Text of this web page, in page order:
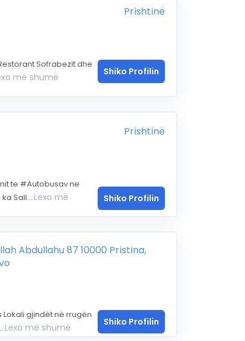
Prishtinë
Sofrabezit dhe
më shumë Shiko Profilin
Prishtinë
te #Autobusav ne
Sall... Lexo më
Shiko Profilin
Abdullahu 87 10000 Pristina,
gjindët në rrugën
Lexo më shumë Shiko Profilin